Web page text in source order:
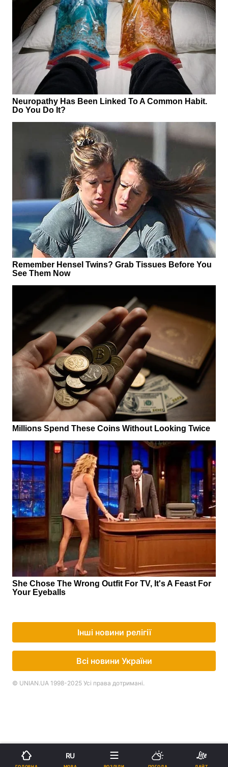
Інші новини релігії
Всі новини України
© UNIAN.UA 1998-2025 Усі права дотримані.
RU